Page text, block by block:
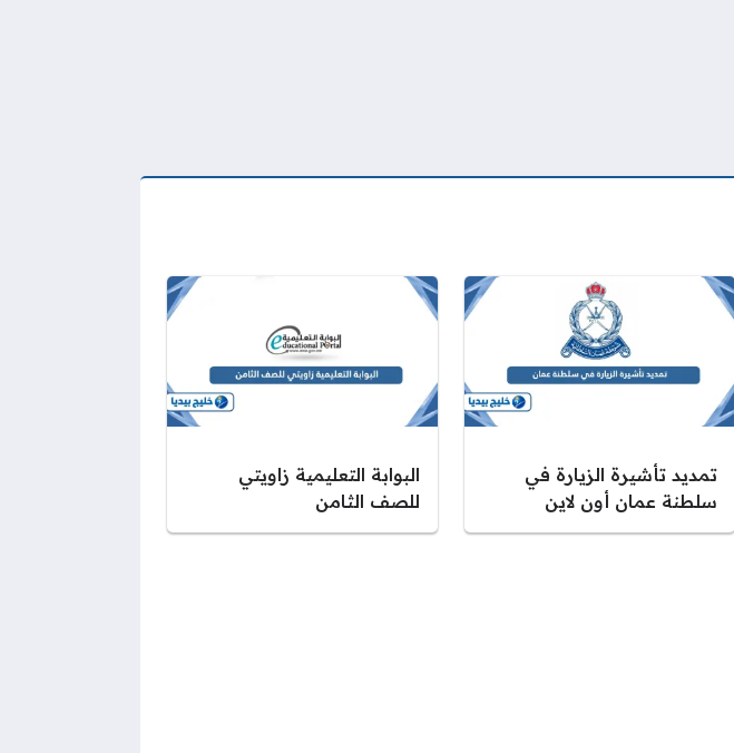
تمديد تأشيرة الزيارة في
سلطنة عمان أون لاين
البوابة التعليمية زاويتي
للصف الثامن